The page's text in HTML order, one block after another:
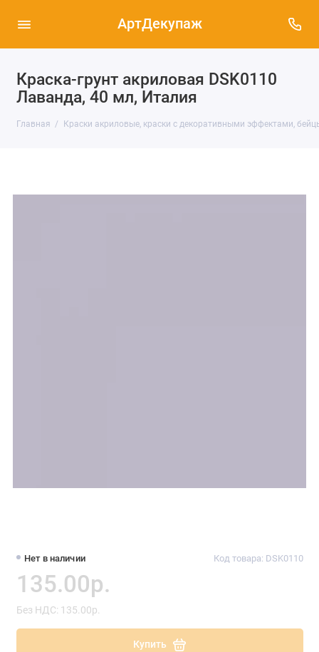
АртДекупаж
Краска-грунт акриловая DSK0110
Лаванда, 40 мл, Италия
Главная Краски акриловые, краски с декоративными эффектами,
Нет в наличии Код товара: DSK0110
135.00р.
Без НДС: 135.00р.
Купить